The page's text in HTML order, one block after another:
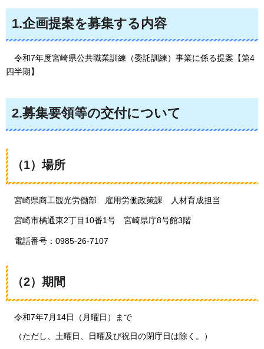
1.企画提案を募集する内容
令和7年度宮崎県公共職業訓練（委託訓練）事業に係る提案【第4
四半期】
2.募集要領等の交付について
（1）場所
宮崎県商工観光労働部 雇用労働政策課 人材育成担当
宮崎市橘通東2丁目10番1号 宮崎県庁8号館3階
電話番号： 0985-26-7107
（2）期間
令和7年7月14日（月曜日）まで
（ただし、土曜日、日曜及び祝日の閉庁日は除く。）